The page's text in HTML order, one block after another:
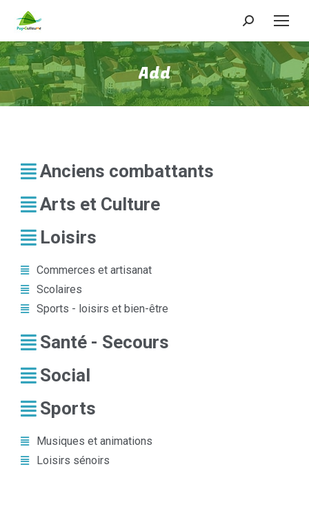
Add
Anciens combattants
Arts et Culture
Loisirs
Commerces et artisanat
Scolaires
Sports - loisirs et bien-être
Santé - Secours
Social
Sports
Musiques et animations
Loisirs sénoirs